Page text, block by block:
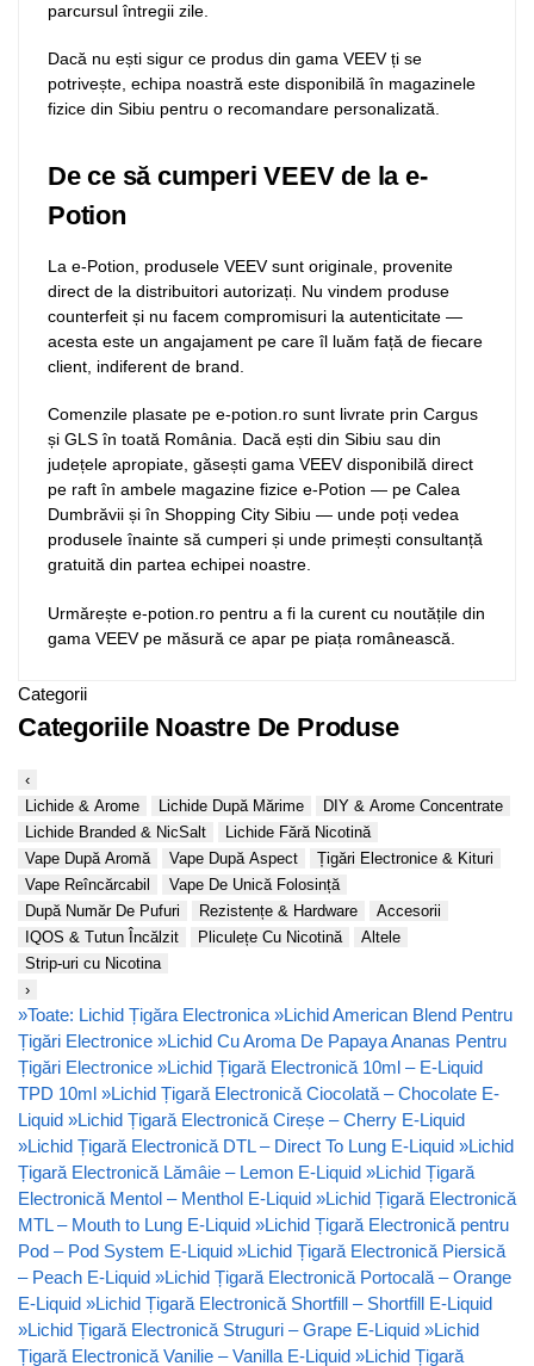
parcursul întregii zile.
Dacă nu ești sigur ce produs din gama VEEV ți se
potrivește, echipa noastră este disponibilă în magazinele
fizice din Sibiu pentru o recomandare personalizată.
De ce să cumperi VEEV de la e-
Potion
La e-Potion, produsele VEEV sunt originale, provenite
direct de la distribuitori autorizați. Nu vindem produse
counterfeit și nu facem compromisuri la autenticitate —
acesta este un angajament pe care îl luăm față de fiecare
client, indiferent de brand.
Comenzile plasate pe e-potion.ro sunt livrate prin Cargus
și GLS în toată România. Dacă ești din Sibiu sau din
județele apropiate, găsești gama VEEV disponibilă direct
pe raft în ambele magazine fizice e-Potion — pe Calea
Dumbrăvii și în Shopping City Sibiu — unde poți vedea
produsele înainte să cumperi și unde primești consultanță
gratuită din partea echipei noastre.
Urmărește e-potion.ro pentru a fi la curent cu noutățile din
gama VEEV pe măsură ce apar pe piața românească.
Categorii
Categoriile Noastre De Produse
‹
Lichide & Arome
Lichide După Mărime
DIY & Arome Concentrate
Lichide Branded & NicSalt
Lichide Fără Nicotină
Vape După Aromă
Vape După Aspect
Țigări Electronice & Kituri
Vape Reîncărcabil
Vape De Unică Folosință
După Număr De Pufuri
Rezistențe & Hardware
Accesorii
IQOS & Tutun Încălzit
Pliculețe Cu Nicotină
Altele
Strip-uri cu Nicotina
›
»Toate: Lichid Țigăra Electronica »Lichid American Blend Pentru
Țigări Electronice »Lichid Cu Aroma De Papaya Ananas Pentru
Țigări Electronice »Lichid Țigară Electronică 10ml – E-Liquid
TPD 10ml »Lichid Țigară Electronică Ciocolată – Chocolate E-
Liquid »Lichid Țigară Electronică Cireșe – Cherry E-Liquid
»Lichid Țigară Electronică DTL – Direct To Lung E-Liquid »Lichid
Țigară Electronică Lămâie – Lemon E-Liquid »Lichid Țigară
Electronică Mentol – Menthol E-Liquid »Lichid Țigară Electronică
MTL – Mouth to Lung E-Liquid »Lichid Țigară Electronică pentru
Pod – Pod System E-Liquid »Lichid Țigară Electronică Piersică
– Peach E-Liquid »Lichid Țigară Electronică Portocală – Orange
E-Liquid »Lichid Țigară Electronică Shortfill – Shortfill E-Liquid
»Lichid Țigară Electronică Struguri – Grape E-Liquid »Lichid
Țigară Electronică Vanilie – Vanilla E-Liquid »Lichid Țigară